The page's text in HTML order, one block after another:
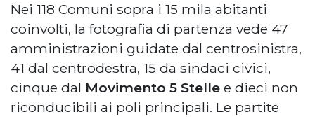
Nei 118 Comuni sopra i 15 mila abitanti
coinvolti, la fotografia di partenza vede 47
amministrazioni guidate dal centrosinistra,
41 dal centrodestra, 15 da sindaci civici,
cinque dal Movimento 5 Stelle e dieci non
riconducibili ai poli principali. Le partite